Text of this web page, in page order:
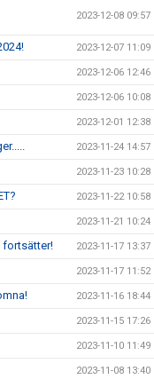
2023-12-08 09:57
2023-12-07 11:09
2023-12-06 12:46
2023-12-06 10:08
2023-12-01 12:38
2023-11-24 14:57
2023-11-23 10:28
2023-11-22 10:58
2023-11-21 10:24
fortsätter! 2023-11-17 13:37
2023-11-17 11:52
2023-11-16 18:44
2023-11-15 17:26
2023-11-10 11:49
2023-11-08 13:40